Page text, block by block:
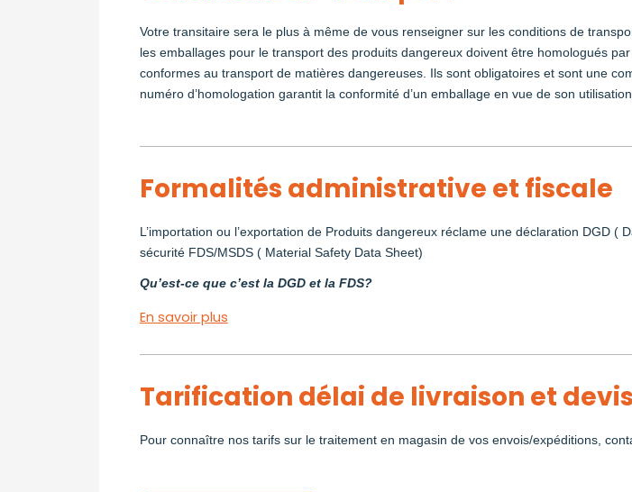
Votre transitaire sera le plus à même de vous renseigner sur les conditions de
les emballages pour le transport des produits dangereux doivent être homologués
conformes au transport de matières dangereuses. Ils sont obligatoires et sont une
numéro d’homologation garantit la conformité d’un emballage en vue de son
Formalités administrative et fiscale
L’importation ou l’exportation de Produits dangereux réclame une déclaration DGD
sécurité FDS/MSDS ( Material Safety Data Sheet)
Qu’est-ce que c’est la DGD et la FDS?
En savoir plus
Tarification délai de livraison et
Pour connaître nos tarifs sur le traitement en magasin de vos envois/expéditions,